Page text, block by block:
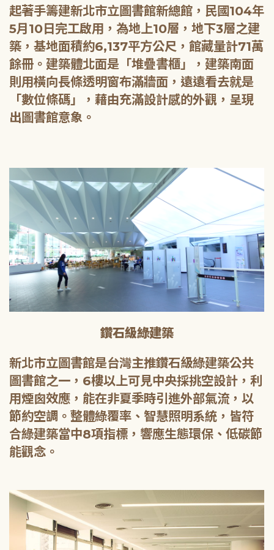
起著手籌建新北市立圖書館新總館，民國104年
5月10日完工啟用，為地上10層，地下3層之建
築，基地面積約6,137平方公尺，館藏量計71萬
餘冊。建築體北面是「堆疊書櫃」，建築南面
則用橫向長條透明窗布滿牆面，遠遠看去就是
「數位條碼」，藉由充滿設計感的外觀，呈現
出圖書館意象。
鑽石級綠建築
新北市立圖書館是台灣主推鑽石級綠建築公共
圖書館之一，6樓以上可見中央採挑空設計，利
用煙囪效應，能在非夏季時引進外部氣流，以
節約空調。整體綠覆率、智慧照明系統，皆符
合綠建築當中8項指標，響應生態環保、低碳節
能觀念。